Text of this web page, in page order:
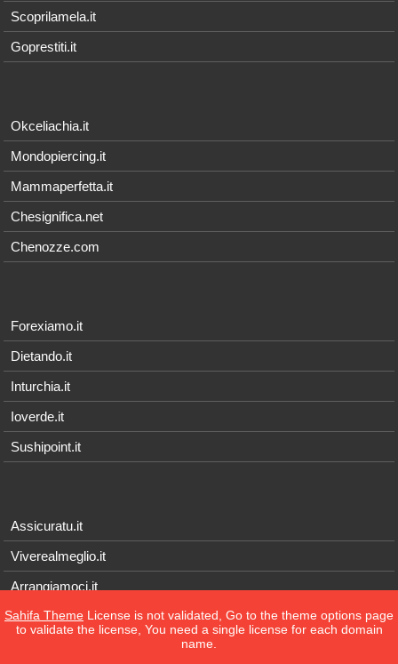
Scoprilamela.it
Goprestiti.it
Okceliachia.it
Mondopiercing.it
Mammaperfetta.it
Chesignifica.net
Chenozze.com
Forexiamo.it
Dietando.it
Inturchia.it
Ioverde.it
Sushipoint.it
Assicuratu.it
Viverealmeglio.it
Arrangiamoci.it
Tecnichef.it
Sahifa Theme License is not validated, Go to the theme options page
to validate the license, You need a single license for each domain
name.